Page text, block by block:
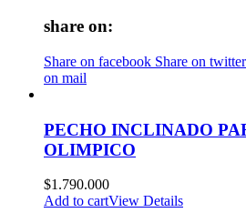
share on:
Share on facebook Share on twitter
on mail
PECHO INCLINADO
OLIMPICO
$1.790.000
Add to cartView Details